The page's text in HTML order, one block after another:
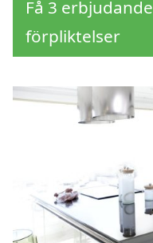
Få 3
förpliktelser